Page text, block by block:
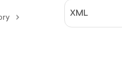
XML